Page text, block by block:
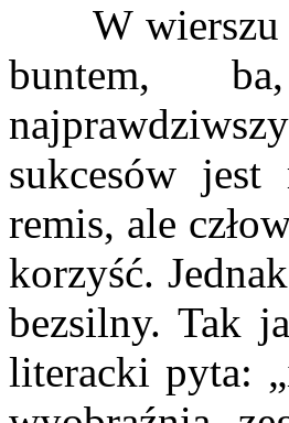
W wierszu
buntem,
sukcesów
remis, ale
korzyść.
bezsilny. Tak
literacki pyta: